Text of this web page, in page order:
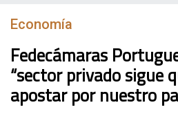
Economía
Fedecámaras
“sector privado sigue
apostar por nuestro